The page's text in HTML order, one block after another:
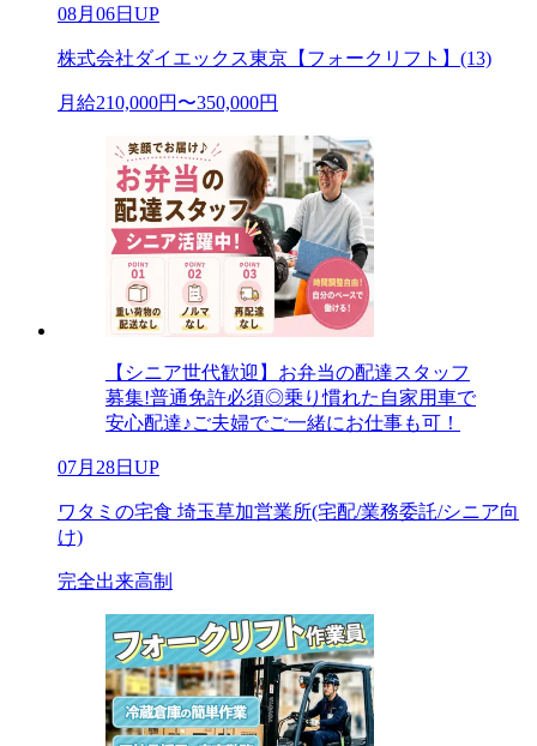
08月06日UP
株式会社ダイエックス東京【フォークリフト】(13)
月給210,000円〜350,000円
【シニア世代歓迎】お弁当の配達スタッフ
募集!普通免許必須◎乗り慣れた自家用車で
安心配達♪ご夫婦でご一緒にお仕事も可！
07月28日UP
ワタミの宅食 埼玉草加営業所(宅配/業務委託/シニア向
け)
完全出来高制